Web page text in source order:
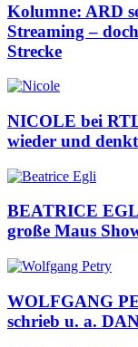
Kolumne: ARD
Streaming –
Strecke
NICOLE bei
wieder und
BEATRICE
große Maus
WOLFGANG
schrieb u. a.